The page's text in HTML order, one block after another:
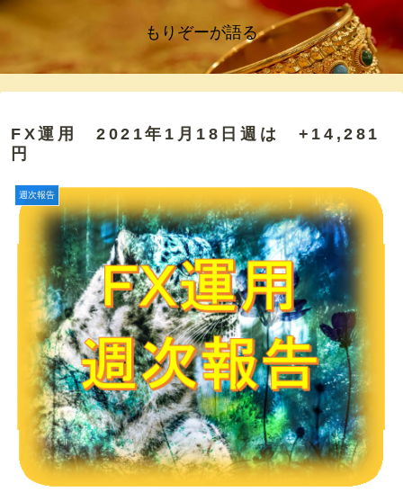
もりぞーが語る
FX運用 2021年1月18日週は +14,281
円
週次報告